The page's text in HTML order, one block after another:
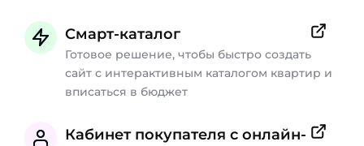
Смарт-каталог
Готовое решение, чтобы быстро создать
сайт с интерактивным каталогом квартир и
вписаться в бюджет
Кабинет покупателя с онлайн-